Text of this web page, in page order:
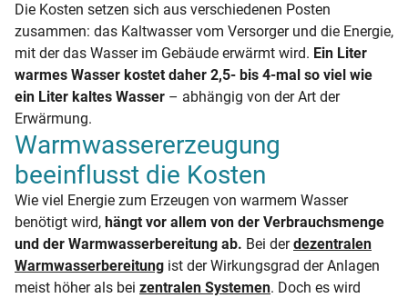
Die Kosten setzen sich aus verschiedenen Posten
zusammen: das Kaltwasser vom Versorger und die Energie,
mit der das Wasser im Gebäude erwärmt wird. Ein Liter
warmes Wasser kostet daher 2,5- bis 4-mal so viel wie
ein Liter kaltes Wasser – abhängig von der Art der
Erwärmung.
Warmwassererzeugung
beeinflusst die Kosten
Wie viel Energie zum Erzeugen von warmem Wasser
benötigt wird, hängt vor allem von der Verbrauchsmenge
und der Warmwasserbereitung ab. Bei derdezentralen
Warmwasserbereitung ist der Wirkungsgrad der Anlagen
meist höher als bei zentralen Systemen. Doch es wird